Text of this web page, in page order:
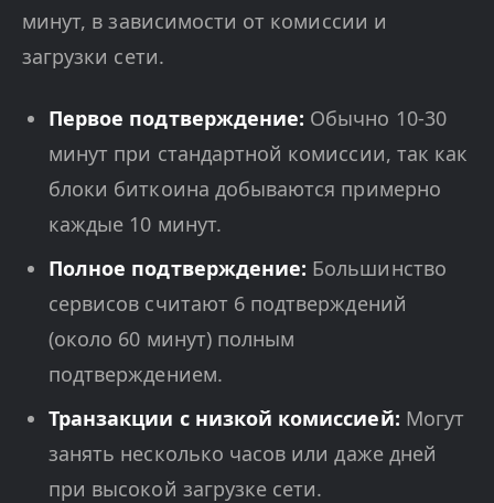
минут, в зависимости от комиссии и
загрузки сети.
Первое подтверждение: Обычно 10-30
минут при стандартной комиссии, так как
блоки биткоина добываются примерно
каждые 10 минут.
Полное подтверждение: Большинство
сервисов считают 6 подтверждений
(около 60 минут) полным
подтверждением.
Транзакции с низкой комиссией: Могут
занять несколько часов или даже дней
при высокой загрузке сети.